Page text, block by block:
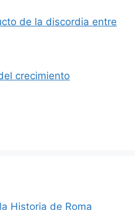
de la discordia entre
crecimiento
Historia de Roma